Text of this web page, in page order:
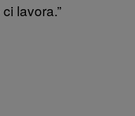
lavora.”